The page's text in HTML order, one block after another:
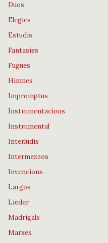
Duos
Elegies
Estudis
Fantasies
Fugues
Himnes
Impromptus
Instrumentacions
Instrumental
Interludis
Intermezzos
Invencions
Largos
Lieder
Madrigals
Marxes